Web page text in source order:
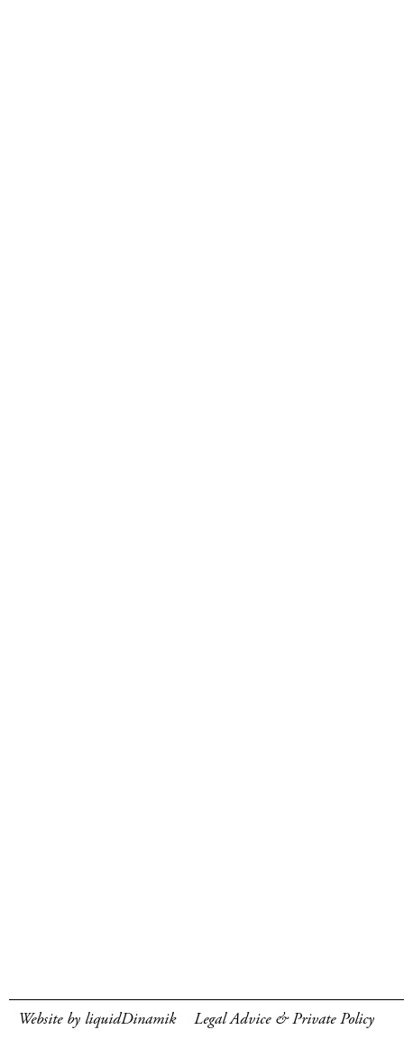
Website by liquidDinamik Legal Advice & Private Policy